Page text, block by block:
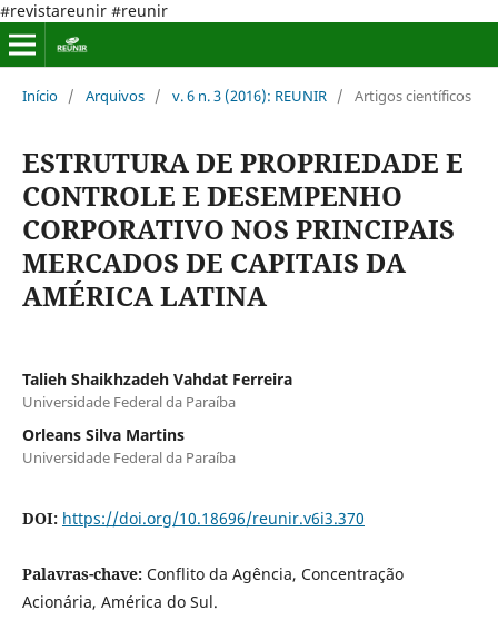
#revistareunir #reunir
Início / Arquivos / v. 6 n. 3 (2016): REUNIR / Artigos científicos
ESTRUTURA DE PROPRIEDADE E
CONTROLE E DESEMPENHO
CORPORATIVO NOS PRINCIPAIS
MERCADOS DE CAPITAIS DA
AMÉRICA LATINA
Talieh Shaikhzadeh Vahdat Ferreira
Universidade Federal da Paraíba
Orleans Silva Martins
Universidade Federal da Paraíba
DOI: https://doi.org/10.18696/reunir.v6i3.370
Palavras-chave: Conflito da Agência, Concentração
Acionária, América do Sul.